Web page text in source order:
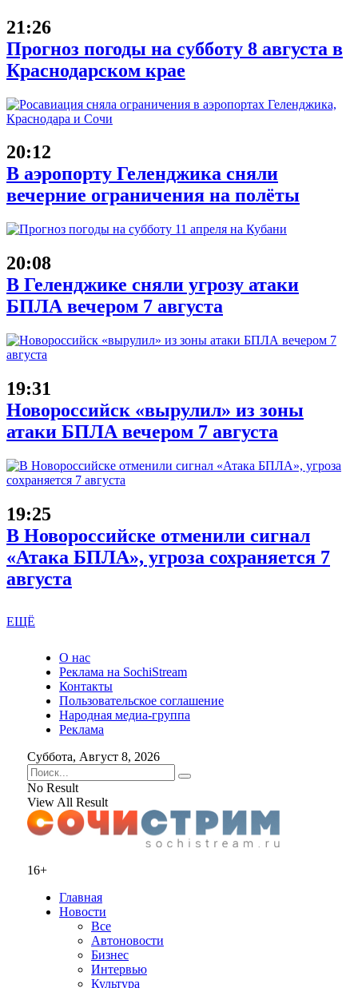
21:26
Прогноз погоды на субботу 8 августа в
Краснодарском крае
20:12
В аэропорту Геленджика сняли
вечерние ограничения на полёты
20:08
В Геленджике сняли угрозу атаки
БПЛА вечером 7 августа
19:31
Новороссийск «вырулил» из зоны
атаки БПЛА вечером 7 августа
19:25
В Новороссийске отменили сигнал
«Атака БПЛА», угроза сохраняется 7
августа
ЕЩЁ
О нас
Реклама на SochiStream
Контакты
Пользовательское соглашение
Народная медиа-группа
Реклама
Суббота, Август 8, 2026
No Result
View All Result
16+
Главная
Новости
Все
Автоновости
Бизнес
Интервью
Культура